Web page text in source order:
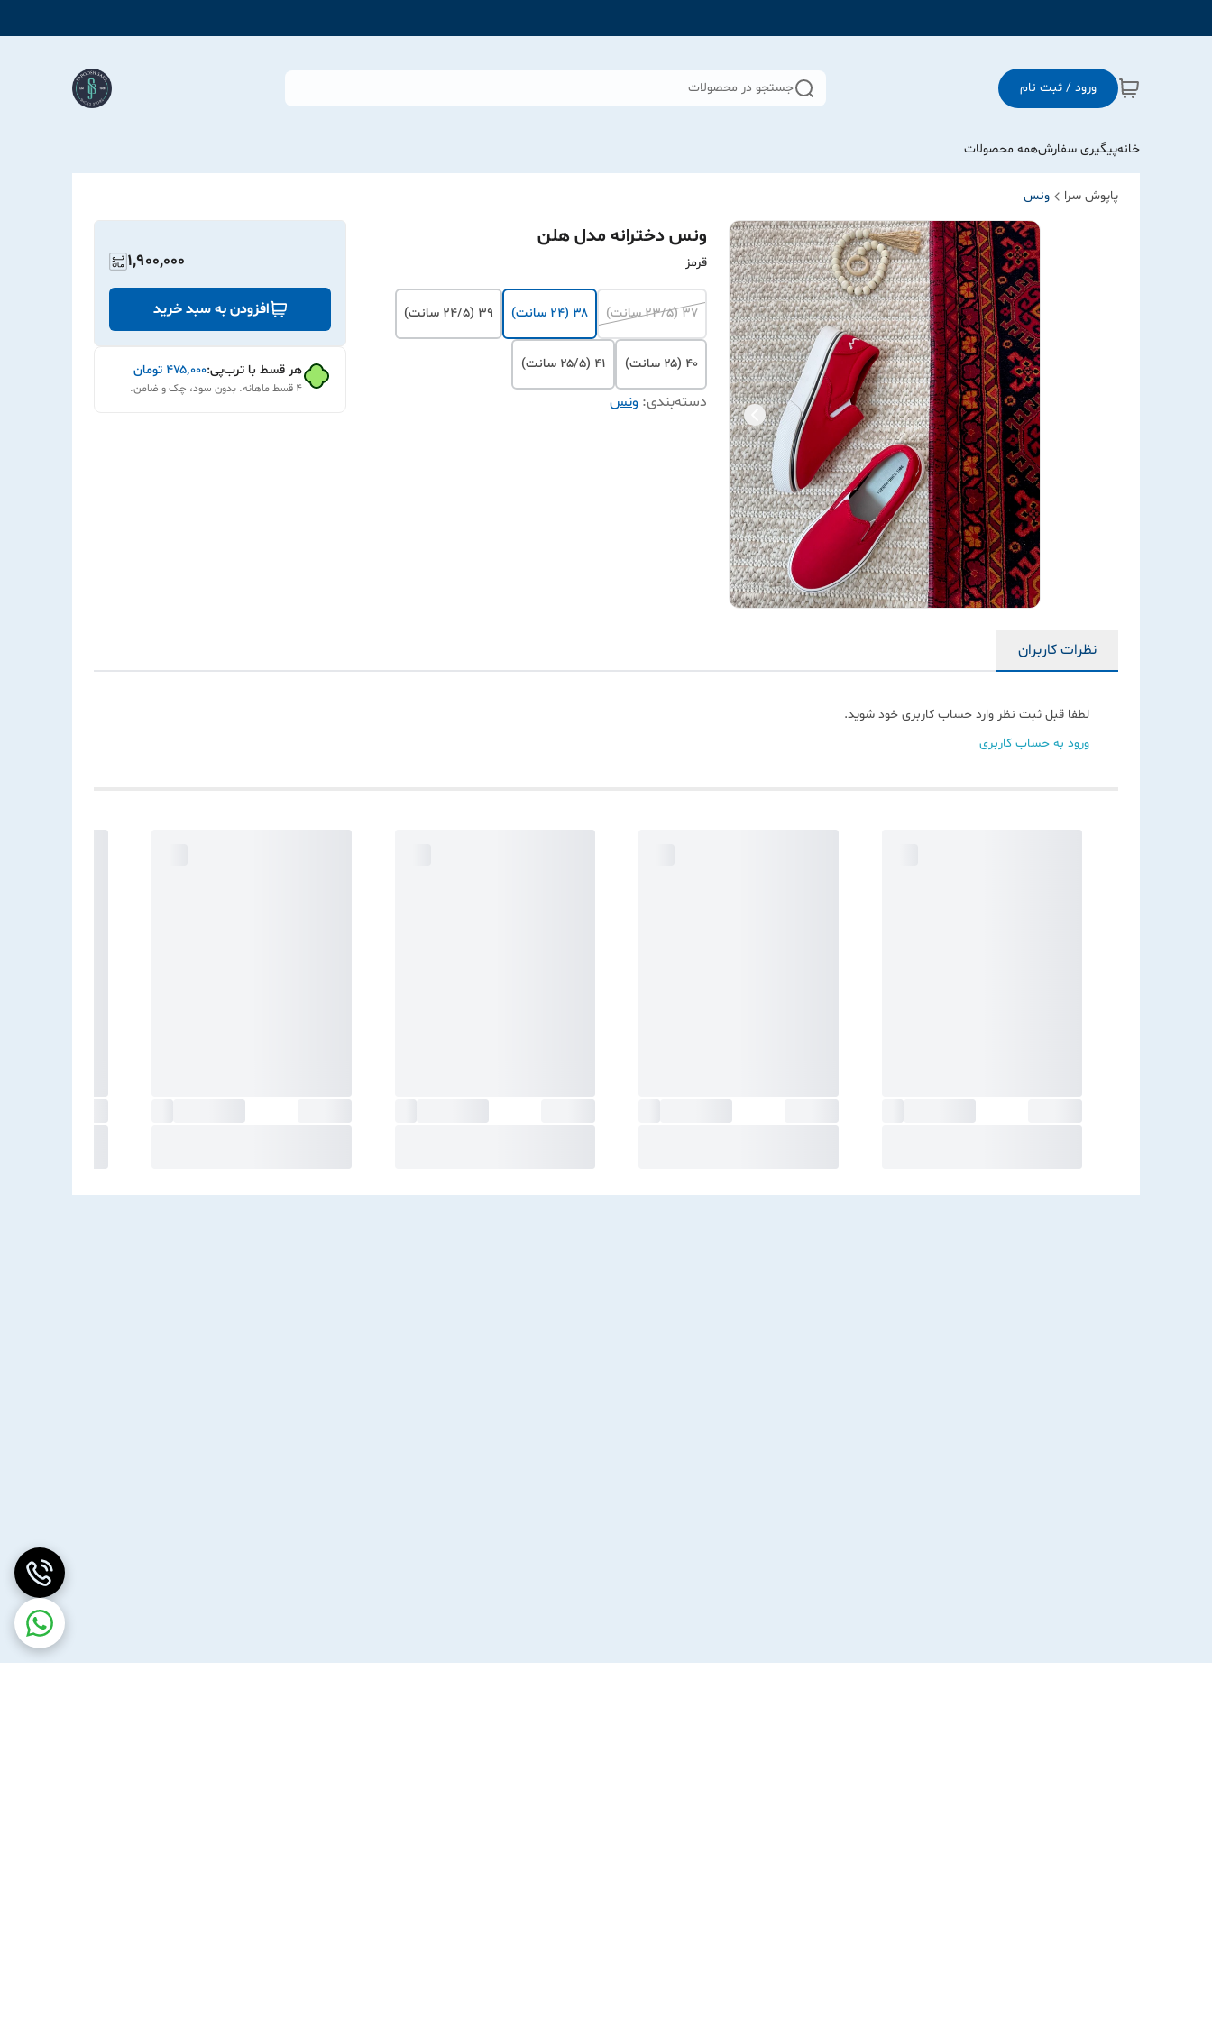
ورود / ثبت نام جستجو در محصولات
خانهپیگیری سفارشهمه محصولات
پاپوش سرا ونس
ونس دخترانه مدل هلن
قرمز
۳۷ (۲۳/۵ سانت) ۳۸ (۲۴ سانت) ۳۹ (۲۴/۵ سانت)
۴۰ (۲۵ سانت) ۴۱ (۲۵/۵ سانت)
دسته‌بندی: ونس
1,900,000
افزودن به سبد خرید
هر قسط با ترب‌پی:۴۷۵٬۰۰۰ تومان
۴ قسط ماهانه. بدون سود، چک و ضامن.
نظرات کاربران
لطفا قبل ثبت نظر وارد حساب کاربری خود شوید.
ورود به حساب کاربری